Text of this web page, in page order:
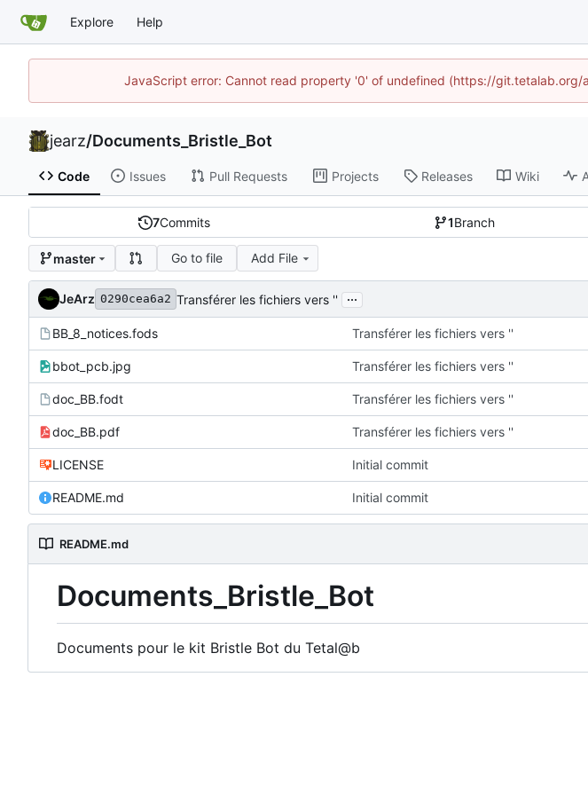
Explore Help
JavaScript error: Cannot read property '0' of undefined (https://git.tetalab.org/
jearz/Documents_Bristle_Bot
Code Issues Pull Requests Projects Releases Wiki
7Commits 1Branch
master Go to file Add File
JeArz 0290cea6a2 Transférer les fichiers vers '' ...
BB_8_notices.fods Transférer les fichiers vers ''
bbot_pcb.jpg Transférer les fichiers vers ''
doc_BB.fodt Transférer les fichiers vers ''
doc_BB.pdf Transférer les fichiers vers ''
LICENSE Initial commit
README.md Initial commit
README.md
Documents_Bristle_Bot
Documents pour le kit Bristle Bot du Tetal@b